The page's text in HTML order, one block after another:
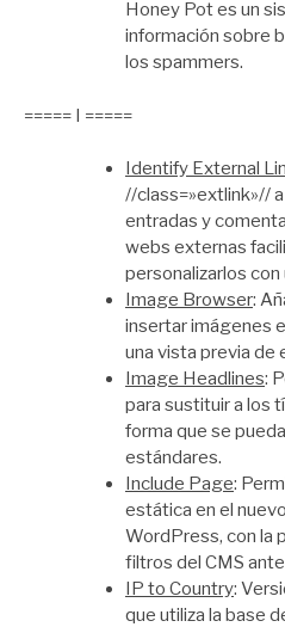
Honey Pot es un
información sobre
los spammers.
===== I =====
Identify External
//class=»extlink»//
entradas y
webs externas
personalizarlos
Image Browser:
insertar imágenes
una vista previa de
Image Headlines:
para sustituir a los
forma que se
estándares.
Include Page:
estática en el
WordPress, con la
filtros del CMS
IP to Country:
que utiliza la base